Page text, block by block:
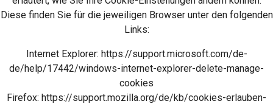
Diese finden Sie für die jeweiligen Browser unter den folgenden
Links:
Internet Explorer: https://support.microsoft.com/de-
de/help/17442/windows-internet-explorer-delete-manage-
cookies
Firefox: https://support.mozilla.org/de/kb/cookies-erlauben-